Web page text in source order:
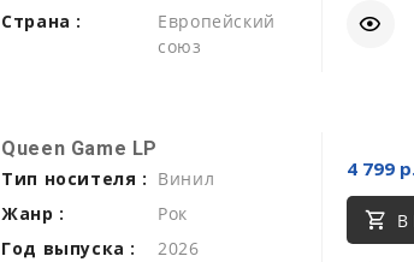
Страна :
Европейский
союз
Queen Game LP
Тип носителя : Винил
Жанр :
Рок
Год выпуска :
2026
4 799
В